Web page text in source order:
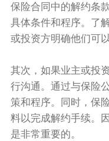
保险合同中的解约条
具体条件和程序。了
或投资方明确他们可
其次，如果业主或投
行沟通。通过与保险
策和程序。同时，保
料以完成解约手续。
是非常重要的。